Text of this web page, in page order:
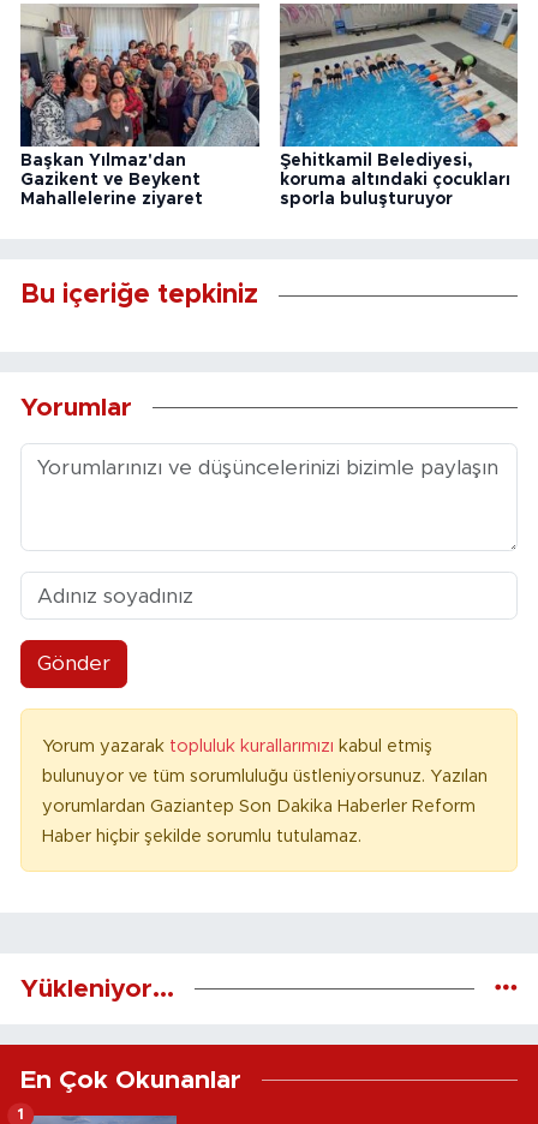
Başkan Yılmaz'dan
Gazikent ve Beykent
Mahallelerine ziyaret
Şehitkamil Belediyesi,
koruma altındaki çocukları
sporla buluşturuyor
Bu içeriğe tepkiniz
Yorumlar
Gönder
Yorum yazarak topluluk kurallarımızı kabul etmiş
bulunuyor ve tüm sorumluluğu üstleniyorsunuz. Yazılan
yorumlardan Gaziantep Son Dakika Haberler Reform
Haber hiçbir şekilde sorumlu tutulamaz.
Yükleniyor...
En Çok Okunanlar
1